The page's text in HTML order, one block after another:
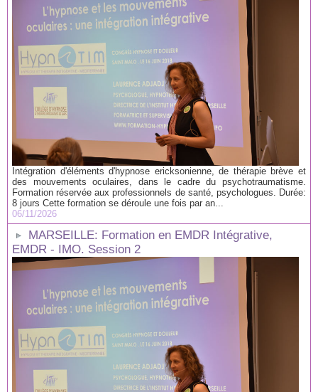
Intégration d'éléments d'hypnose ericksonienne, de thérapie brève et
des mouvements oculaires, dans le cadre du psychotraumatisme.
Formation réservée aux professionnels de santé, psychologues. Durée:
8 jours Cette formation se déroule une fois par an...
06/11/2026
MARSEILLE: Formation en EMDR Intégrative,
EMDR - IMO. Session 2